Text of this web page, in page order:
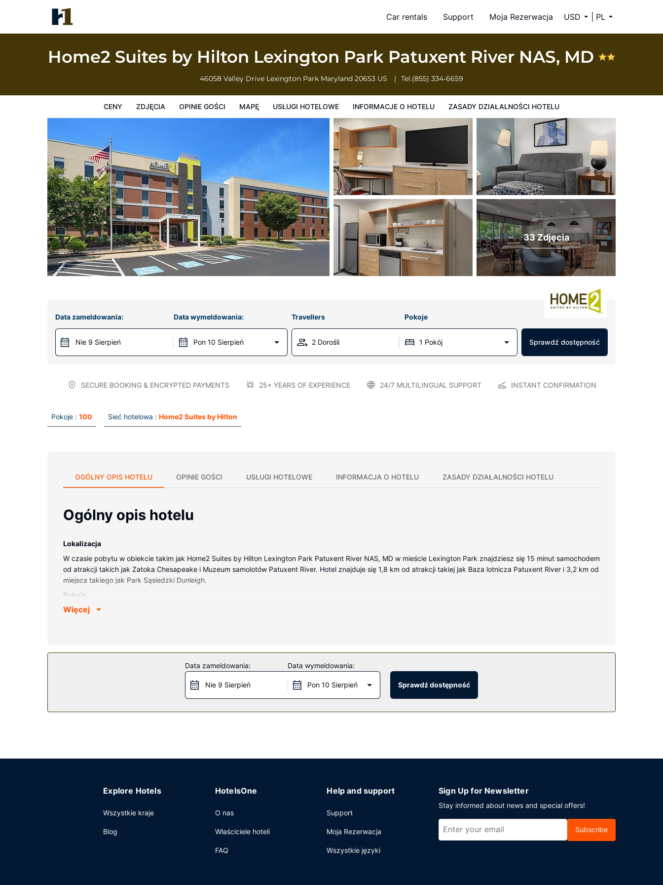
Car rentals Support Moja Rezerwacja USD PL
Home2 Suites by Hilton Lexington Park Patuxent River NAS, MD
46058 Valley Drive Lexington Park Maryland 20653 US Tel.(855) 334-6659
CENY ZDJĘCIA OPINIE GOŚCI MAPĘ USŁUGI HOTELOWE INFORMACJE O HOTELU ZASADY DZIAŁALNOŚCI HOTELU
Home2 Suites by Hilton Lexington Park Patuxent River NAS, MD
Ceny Zdjęcia Zasady działalności hotelu
33 Zdjęcia
Data zameldowania:
Nie 9 Sierpień
Data wymeldowania:
Pon 10 Sierpień
Travellers Pokoje
2 Dorośli 1 Pokój Sprawdź dostępność
SECURE BOOKING & ENCRYPTED PAYMENTS 25+ YEARS OF EXPERIENCE 24/7 MULTILINGUAL SUPPORT INSTANT CONFIRMATION
Pokoje : 100 Sieć hotelowa : Home2 Suites by Hilton
OGÓLNY OPIS HOTELU OPINIE GOŚCI USŁUGI HOTELOWE INFORMACJA O HOTELU ZASADY DZIAŁALNOŚCI HOTELU
Ogólny opis hotelu
Lokalizacja
W czasie pobytu w obiekcie takim jak Home2 Suites by Hilton Lexington Park Patuxent River NAS, MD w mieście Lexington Park znajdziesz się 15 minut samochodem
od atrakcji takich jak Zatoka Chesapeake i Muzeum samolotów Patuxent River. Hotel znajduje się 1,8 km od atrakcji takiej jak Baza lotnicza Patuxent River i 3,2 km od
miejsca takiego jak Park Sąsiedzki Dunleigh.
Pokoje
Poczuj się jak w domu w 100 oryginalnie udekorowane pokojach, których wyposażenie to kuchnie (pełnowymiarowa lodówka i zamrażarka i płyta kuchenna).
Udogodnienia rekreacyjne to całodobowe centrum fitness. Dostępne są również takie udogodnienia, jak bezpłatny bezprzewodowy dostęp do internetu i telewizor w
Bezpłatne śniadanie kontynentalne jest serwowane w dni powszednie od 6 do 9, a w weekendy od 7 do 10.
Więcej
Data zameldowania:
Nie 9 Sierpień
Data wymeldowania:
Pon 10 Sierpień Sprawdź dostępność
Explore Hotels
Wszystkie kraje
Blog
HotelsOne
O nas
Właściciele hoteli
FAQ
Help and support
Support
Moja Rezerwacja
Wszystkie języki
Sign Up for Newsletter
Stay informed about news and special offers!
Subscribe